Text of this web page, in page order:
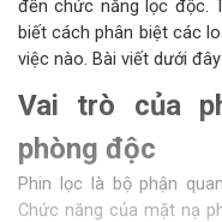
đến chức năng lọc độc.
biết cách phân biệt các
việc nào. Bài viết dưới
Vai trò của
phòng độc
Phin lọc là bộ phận
Chức năng của mặt nạ